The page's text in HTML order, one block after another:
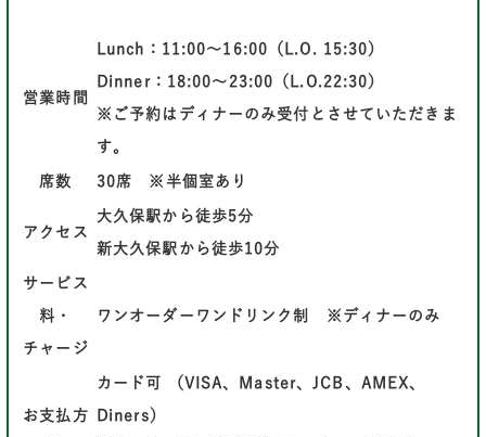
営業時間
Lunch：11:00～16:00（L.O. 15:30）
Dinner：18:00～23:00（L.O.22:30）
※ご予約はディナーのみ受付とさせていただきま
す。
席数 30席 ※半個室あり
アクセス
大久保駅から徒歩5分
新大久保駅から徒歩10分
サービス
料・
チャージ
ワンオーダーワンドリンク制 ※ディナーのみ
お支払方
カード可 （VISA、Master、JCB、AMEX、
Diners）